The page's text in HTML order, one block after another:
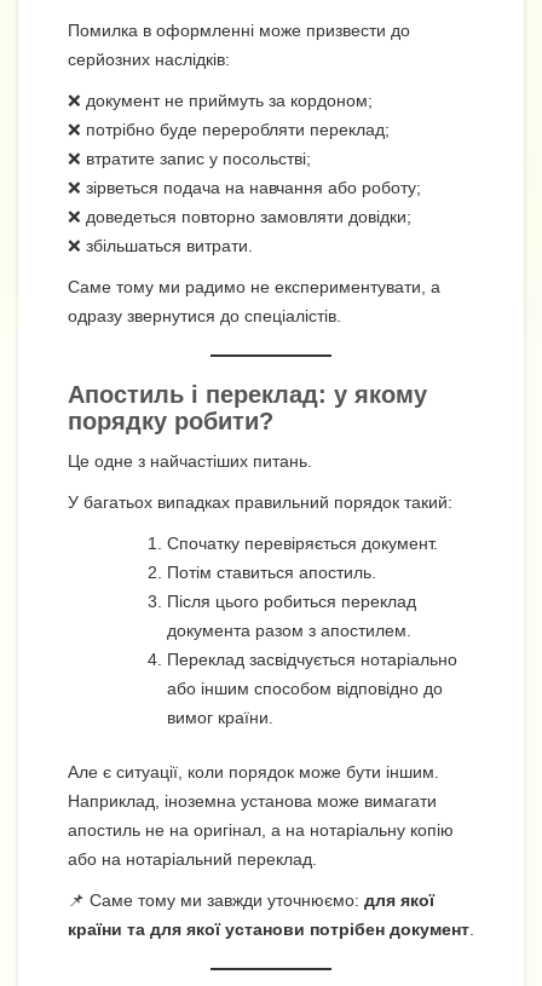
Помилка в оформленні може призвести до
серйозних наслідків:
❌ документ не приймуть за кордоном;
❌ потрібно буде переробляти переклад;
❌ втратите запис у посольстві;
❌ зірветься подача на навчання або роботу;
❌ доведеться повторно замовляти довідки;
❌ збільшаться витрати.
Саме тому ми радимо не експериментувати, а
одразу звернутися до спеціалістів.
Апостиль і переклад: у якому
порядку робити?
Це одне з найчастіших питань.
У багатьох випадках правильний порядок такий:
Спочатку перевіряється документ.
Потім ставиться апостиль.
Після цього робиться переклад
документа разом з апостилем.
Переклад засвідчується нотаріально
або іншим способом відповідно до
вимог країни.
Але є ситуації, коли порядок може бути іншим.
Наприклад, іноземна установа може вимагати
апостиль не на оригінал, а на нотаріальну копію
або на нотаріальний переклад.
📌 Саме тому ми завжди уточнюємо: для якої
країни та для якої установи потрібен документ